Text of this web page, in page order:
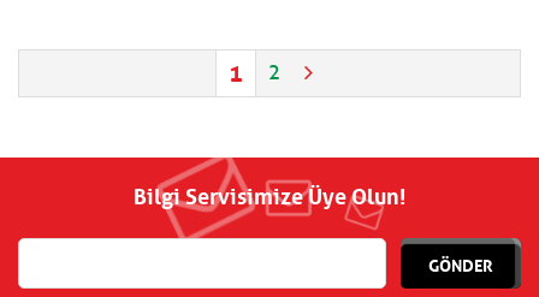
1 2
Bilgi Servisimize Üye Olun!
GÖNDER